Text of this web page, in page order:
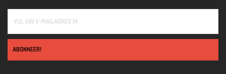
ABONNEER!